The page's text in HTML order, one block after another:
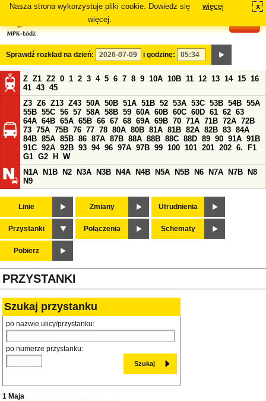
Nasza strona wykorzystuje pliki cookie. Dowiedz się
więcej.
więcej x
Sprawdź rozkład na dzień: i godzinę:
Z Z1 Z2 0 1 2 3 4 5 6 7 8 9 10A 10B 11 12 13 14 15 16
41 43 45
Z3 Z6 Z13 Z43 50A 50B 51A 51B 52 53A 53C 53B 54B 55A
55B 55C 56 57 58A 58B 59 60A 60B 60C 60D 61 62 63
64A 64B 65A 65B 66 67 68 69A 69B 70 71A 71B 72A 72B
73 75A 75B 76 77 78 80A 80B 81A 81B 82A 82B 83 84A
84B 85A 85B 86 87A 87B 88A 88B 88C 88D 89 90 91A 91B
91C 92A 92B 93 94 96 97A 97B 99 100 101 201 202 6.
F1
G1 G2 H
W
N1A
N1B N2 N3A N3B N4A N4B N5A N5B N6 N7A N7B
N8
N9
Linie Zmiany Utrudnienia
Przystanki Połączenia Schematy
Pobierz
PRZYSTANKI
Szukaj przystanku
po nazwie ulicy/przystanku:
po numerze przystanku:
1 Maja